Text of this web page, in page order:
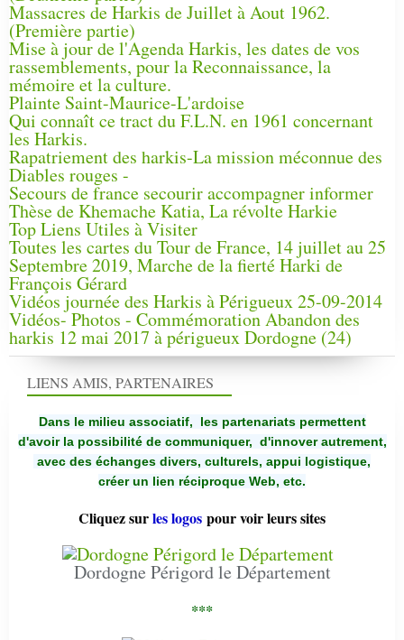
Massacres de Harkis de Juillet à Aout 1962.
(Première partie)
Mise à jour de l'Agenda Harkis, les dates de vos
rassemblements, pour la Reconnaissance, la
mémoire et la culture.
Plainte Saint-Maurice-L'ardoise
Qui connaît ce tract du F.L.N. en 1961 concernant
les Harkis.
Rapatriement des harkis-La mission méconnue des
Diables rouges -
Secours de france secourir accompagner informer
Thèse de Khemache Katia, La révolte Harkie
Top Liens Utiles à Visiter
Toutes les cartes du Tour de France, 14 juillet au 25
Septembre 2019, Marche de la fierté Harki de
François Gérard
Vidéos journée des Harkis à Périgueux 25-09-2014
Vidéos- Photos - Commémoration Abandon des
harkis 12 mai 2017 à périgueux Dordogne (24)
LIENS AMIS, PARTENAIRES
Dans le milieu associatif, les partenariats permettent
d'avoir la possibilité de communiquer, d'innover autrement,
avec des échanges divers, culturels, appui logistique,
créer un lien réciproque Web, etc.
Cliquez surles logos pour voir leurs sites
Dordogne Périgord le Département
***